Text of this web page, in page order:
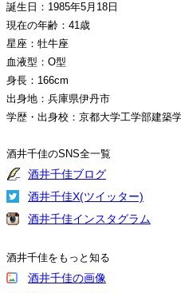
誕生日：1985年5月18日
現在の年齢：41歳
星座：牡牛座
血液型：O型
身長：166cm
出身地：兵庫県伊丹市
学歴・出身校：京都大学工学部建築
酒井千佳のSNS全一覧
酒井千佳ブログ
酒井千佳X(ツイッター)
酒井千佳インスタグラム
酒井千佳をもっと知る
酒井千佳の画像